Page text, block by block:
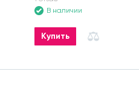
В наличии
Купить